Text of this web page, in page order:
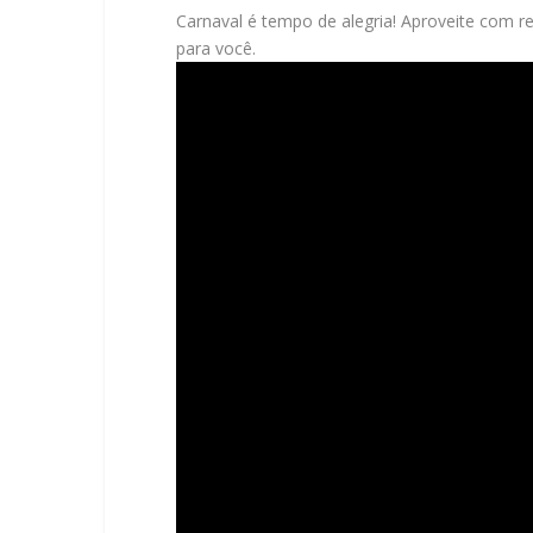
Carnaval é tempo de alegria! Aproveite com
para você.